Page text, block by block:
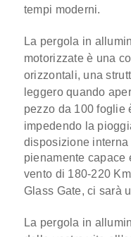
tempi moderni.
La pergola in
motorizzate è una
orizzontali, una
leggero quando
pezzo da 100 foglie
impedendo la
disposizione
pienamente capace
vento di 180-220
Glass Gate, ci sarà
La pergola in